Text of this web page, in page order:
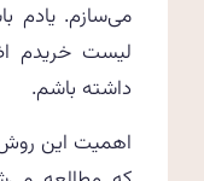
می‌سازم. یادم
لیست خریدم
داشته باشم.
اهمیت این